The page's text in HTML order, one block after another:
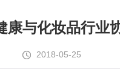
康与化妆品行业
2018-05-25